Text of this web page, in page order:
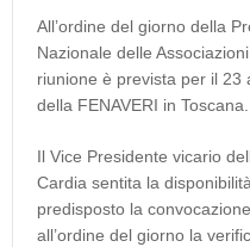
All’ordine del giorno della
Nazionale delle
riunione è prevista per il 23
della FENAVERI in Toscana.
Il Vice Presidente vicario
Cardia sentita la
predisposto la
all’ordine del giorno la